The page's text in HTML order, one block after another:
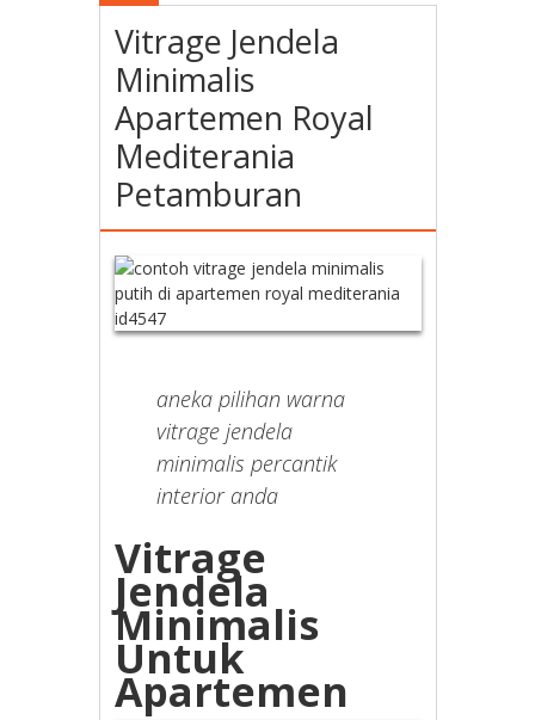
Vitrage Jendela
Minimalis
Apartemen Royal
Mediterania
Petamburan
aneka pilihan warna
vitrage jendela
minimalis percantik
interior anda
Vitrage
Jendela
Minimalis
Untuk
Apartemen